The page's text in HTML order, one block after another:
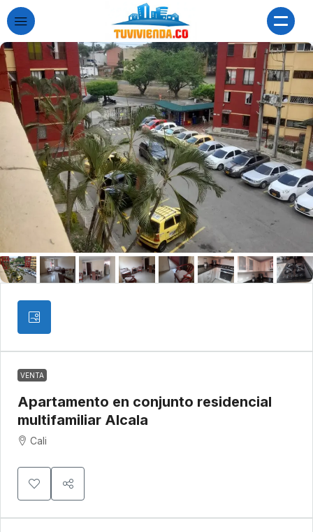
VENTA
Apartamento en conjunto residencial
multifamiliar Alcala
Cali